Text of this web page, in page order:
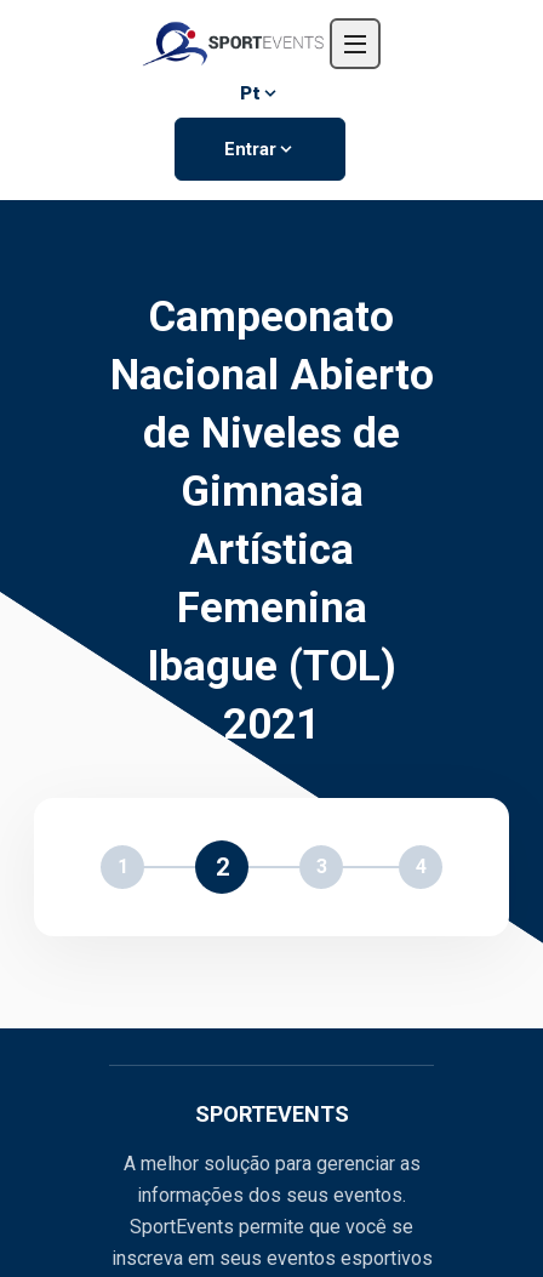
Eventos
Pt
Entrar
Campeonato
Nacional Abierto
de Niveles de
Gimnasia
Artística
Femenina
Ibague (TOL)
2021
1 2 3 4
SPORTEVENTS
A melhor solução para gerenciar as
informações dos seus eventos.
SportEvents permite que você se
inscreva em seus eventos esportivos